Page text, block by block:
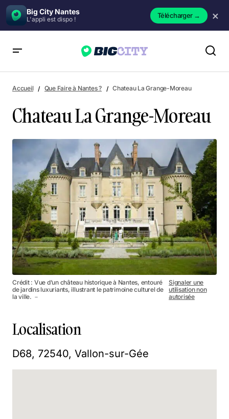
Big City Nantes
L'appli est dispo ! Télécharger→ ×
Accueil Que Faire à Nantes ? Chateau La Grange-Moreau
Chateau La Grange-Moreau
Crédit : Vue d’un château historique à Nantes, entouré
de jardins luxuriants, illustrant le patrimoine culturel de
la ville. －
Signaler une
utilisation non
autorisée
Localisation
D68, 72540, Vallon-sur-Gée